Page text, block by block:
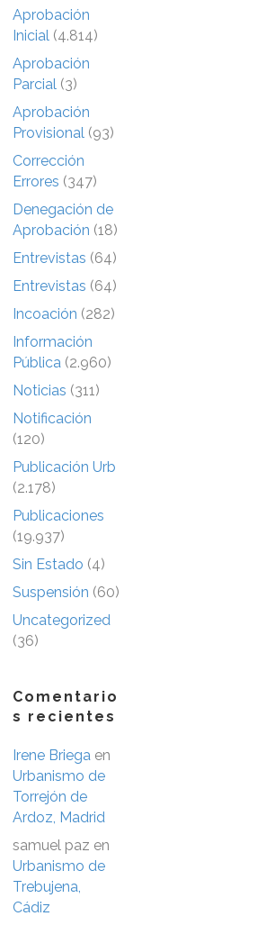
Aprobación
Inicial (4.814)
Aprobación
Parcial (3)
Aprobación
Provisional (93)
Corrección
Errores (347)
Denegación de
Aprobación (18)
Entrevistas (64)
Entrevistas (64)
Incoación (282)
Información
Pública (2.960)
Noticias (311)
Notificación
(120)
Publicación Urb
(2.178)
Publicaciones
(19.937)
Sin Estado (4)
Suspensión (60)
Uncategorized
(36)
Comentario
s recientes
Irene Briega en
Urbanismo de
Torrejón de
Ardoz, Madrid
samuel paz en
Urbanismo de
Trebujena,
Cádiz